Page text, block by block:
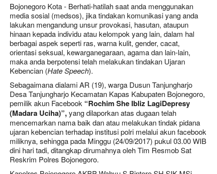
Bojonegoro Kota - Berhati-hatilah saat anda menggunakan
media sosial (medsos), jika tindakan komunikasi yang anda
lakukan mengandung unsur provokasi, hasutan, ataupun
hinaan kepada individu atau kelompok yang lain, dalam hal
berbagai aspek seperti ras, warna kulit, gender, cacat,
orientasi seksual, kewarganegaraan, agama dan lain-lain,
maka anda berpotensi telah melakukan tindakan Ujaran
Kebencian (Hate Speech).
Sebagaimana dialami AR (19), warga Dusun Tanjungharjo
Desa Tanjungharjo Kecamatan Kapas Kabupaten Bojonegoro,
pemilik akun Facebook “Rochim She Ibliz LagiDepresy
(Madara Uciha)”,yang dilaporkan atas dugaan telah
mencemarkan nama baik dan atau melakukan tindak pidana
ujaran kebencian terhadap institusi polri melalui akun facebook
miliknya, sehingga pada Minggu (24/09/2017) pukul 03.00 WIB
dini hari tadi, ditangkap dirumahnya oleh Tim Resmob Sat
Reskrim Polres Bojonegoro.